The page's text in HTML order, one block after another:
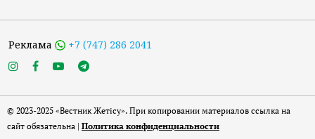
Реклама +7 (747) 286 2041
© 2023-2025 «Вестник Жетісу». При копировании материалов ссылка на
сайт обязательна | Политика конфиденциальности